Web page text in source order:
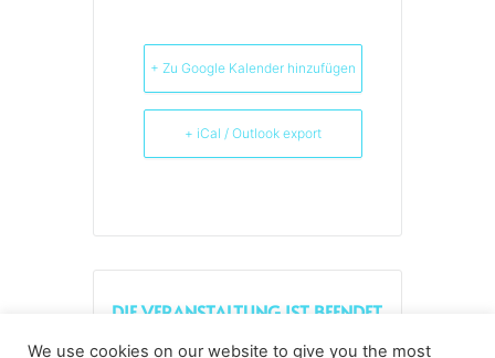
+ Zu Google Kalender hinzufügen
+ iCal / Outlook export
DIE VERANSTALTUNG IST BEENDET.
We use cookies on our website to give you the most